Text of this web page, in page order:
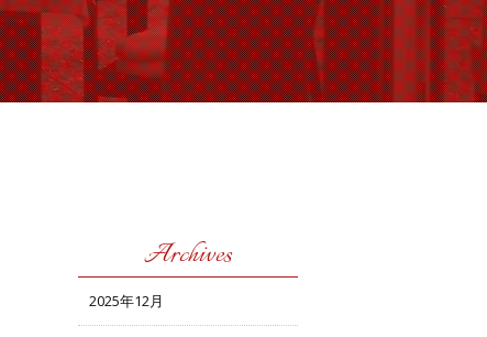
Archives
2025年12月